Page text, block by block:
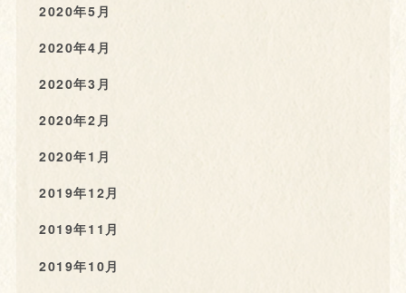
2020年5月
2020年4月
2020年3月
2020年2月
2020年1月
2019年12月
2019年11月
2019年10月